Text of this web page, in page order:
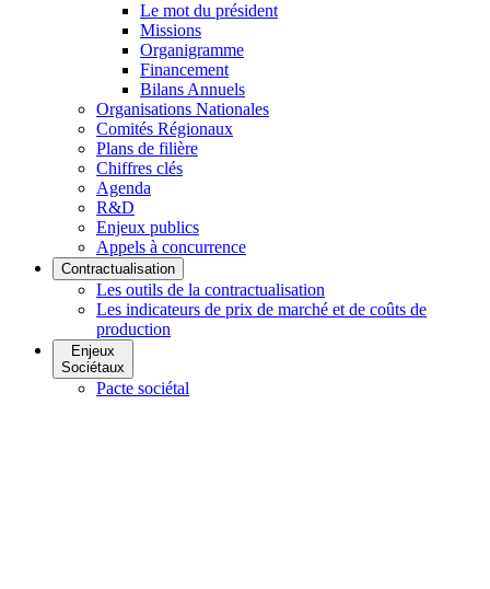
Le mot du président
Missions
Organigramme
Financement
Bilans Annuels
Organisations Nationales
Comités Régionaux
Plans de filière
Chiffres clés
Agenda
R&D
Enjeux publics
Appels à concurrence
Contractualisation
Les outils de la contractualisation
Les indicateurs de prix de marché et de coûts de
production
Enjeux
Sociétaux
Pacte sociétal